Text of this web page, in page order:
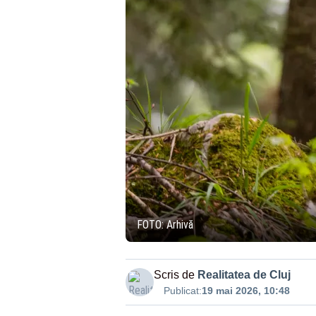
FOTO: Arhivă
Scris de Realitatea de Cluj
Publicat:19 mai 2026, 10:48